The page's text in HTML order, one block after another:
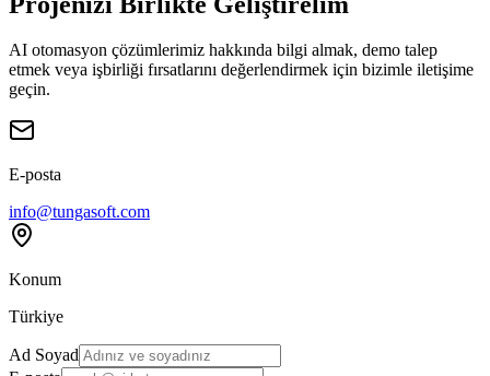
AI otomasyon çözümlerimiz hakkında bilgi almak, demo talep
etmek veya işbirliği fırsatlarını değerlendirmek için bizimle iletişime
geçin.
E-posta
info@tungasoft.com
Konum
Türkiye
Ad Soyad